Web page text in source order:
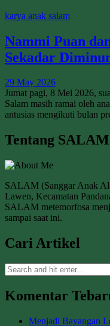
karya anak salam
Nammi Puan
Sekadar
29 May 2026
Jumat pagi, 8 Mei 2026,
Salam masih ramai oleh
antusias mengikuti bulan
Tentang SALAM
SALAM (Sanggar Anak
Lawen, Kecamatan
SALAM metemorfosa
sampai saat ini.
Cari Artikel
Komentar
Menjadi Bayangan